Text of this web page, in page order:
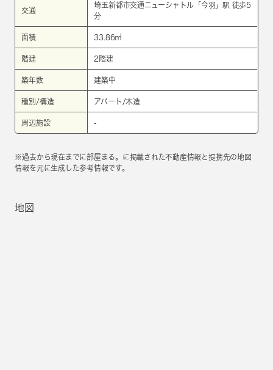
交通
埼玉新都市交通ニューシャトル 「 今羽 」駅 徒歩5
分
面積 33.86㎡
階建 2階建
築年数 建築中
種別/構造 アパート/木造
周辺施設 -
※過去から現在までに部屋まる。に掲載された不動産情報と提携先の地図
情報を元に生成した参考情報です。
地図